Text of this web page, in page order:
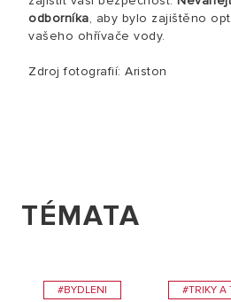
odborníka, aby bylo zajištěno
vašeho ohřívače vody.
Zdroj fotografií: Ariston
TÉMATA
#BYDLENI #TRIKY A